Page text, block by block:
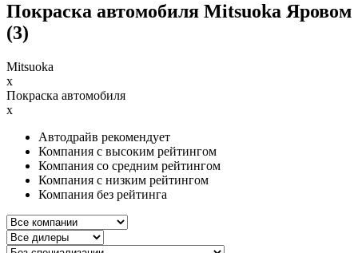
Покраска автомобиля Mitsuoka Яровом
(3)
Mitsuoka
x
Покраска автомобиля
x
Автодрайв рекомендует
Компания с высоким рейтингом
Компания со средним рейтингом
Компания с низким рейтингом
Компания без рейтинга